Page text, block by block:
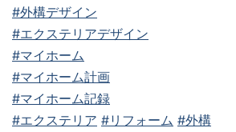
#外構デザイン
#エクステリアデザイン
#マイホーム
#マイホーム計画
#マイホーム記録
#エクステリア #リフォーム #外構